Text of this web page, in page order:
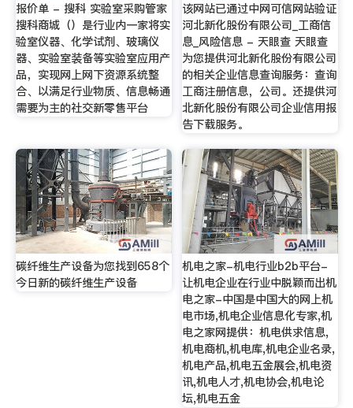
报价单 - 搜科 实验室采购管家
搜科商城（）是行业内一家将实
验室仪器、化学试剂、玻璃仪
器、实验室装备等实验室应用产
品，实现网上网下资源系统整
合、以满足行业物质、信息畅通
需要为主的社交新零售平台
该网站已通过中网可信网站验证
河北新化股份有限公司_工商信
息_风险信息 - 天眼查 天眼查
为您提供河北新化股份有限公司
的相关企业信息查询服务：查询
工商注册信息，公司。还提供河
北新化股份有限公司企业信用报
告下载服务。
碳纤维生产设备为您找到658个
今日新的碳纤维生产设备
机电之家-机电行业b2b平台-
让机电企业在行业中脱颖而出机
电之家-中国是中国大的网上机
电市场,机电企业信息化专家,机
电之家网提供：机电供求信息,
机电商机,机电库,机电企业名录,
机电产品,机电五金展会,机电资
讯,机电人才,机电协会,机电论
坛,机电五金